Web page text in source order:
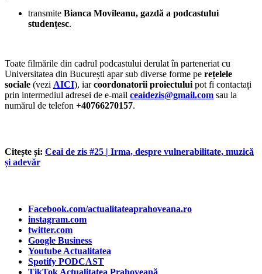
transmite Bianca Movileanu, gazdă a podcastului
studențesc.
Toate filmările din cadrul podcastului derulat în parteneriat cu
Universitatea din București apar sub diverse forme pe rețelele
sociale (vezi AICI), iarcoordonatorii proiectului pot fi contactați
prin intermediul adresei de e-mail ceaidezis@gmail.com sau la
numărul de telefon +40766270157.
Citește și: Ceai de zis #25 | Irma, despre vulnerabilitate, muzică
și adevăr
Facebook.com/actualitateaprahoveana.ro
instagram.com
twitter.com
Google Business
Youtube Actualitatea
Spotify PODCAST